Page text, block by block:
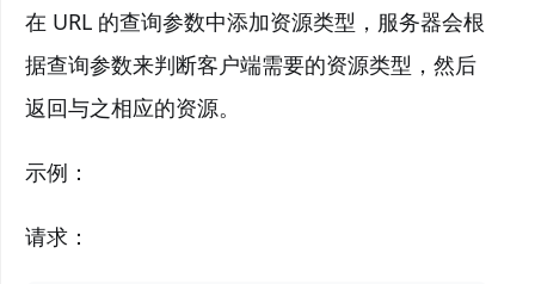
在 URL 的查询参数中添加资源类型，服务器会根
据查询参数来判断客户端需要的资源类型，然后
返回与之相应的资源。
示例：
请求：